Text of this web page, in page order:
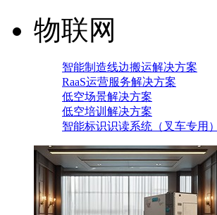
物联网
智能制造线边搬运解决方案
RaaS运营服务解决方案
低空场景解决方案
低空培训解决方案
智能标识识读系统（叉车专用）